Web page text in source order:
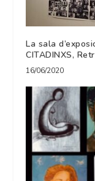
La sala
CITADINXS,
16/06/2020